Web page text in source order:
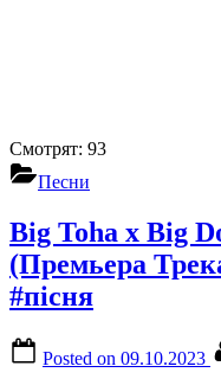
Смотрят: 93
Песни
Big Toha x Big
(Премьера
#пісня
Posted on 09.10.2023